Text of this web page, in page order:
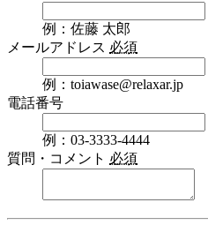
例：佐藤 太郎
メールアドレス 必須
例：toiawase@relaxar.jp
電話番号
例：03-3333-4444
質問・コメント 必須